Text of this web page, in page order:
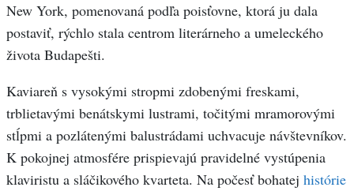
New York, pomenovaná podľa poisťovne, ktorá ju dala
postaviť, rýchlo stala centrom literárneho a umeleckého
života Budapešti.
Kaviareň s vysokými stropmi zdobenými freskami,
trblietavými benátskymi lustrami, točitými mramorovými
stĺpmi a pozlátenými balustrádami uchvacuje návštevníkov.
K pokojnej atmosfére prispievajú pravidelné vystúpenia
klaviristu a sláčikového kvarteta. Na počesť bohatej histórie